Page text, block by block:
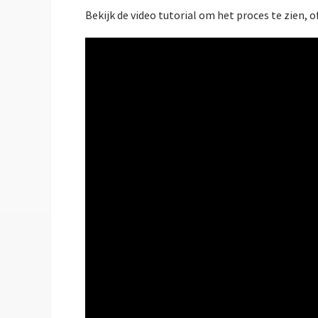
Bekijk de video tutorial om het proces te zien,